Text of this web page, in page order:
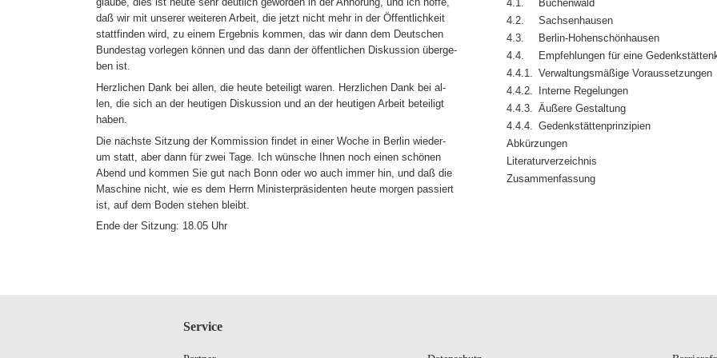
daß wir mit unserer weiteren Arbeit, die jetzt nicht mehr in der Öffentlichkeit
stattfinden wird, zu einem Ergebnis kommen, das wir dann dem Deutschen
Bundestag vorlegen können und das dann der öffentlichen Diskussion überge-
ben ist.
Herzlichen Dank bei allen, die heute beteiligt waren. Herzlichen Dank bei al-
len, die sich an der heutigen Diskussion und an der heutigen Arbeit beteiligt
haben.
Die nächste Sitzung der Kommission findet in einer Woche in Berlin wieder-
um statt, aber dann für zwei Tage. Ich wünsche Ihnen noch einen schönen
Abend und kommen Sie gut nach Bonn oder wo auch immer hin, und daß die
Maschine nicht, wie es dem Herrn Ministerpräsidenten heute morgen passiert
ist, auf dem Boden stehen bleibt.
Ende der Sitzung: 18.05 Uhr
4.1.
Buchenwald
4.2.
Sachsenhausen
4.3.
Berlin-Hohenschönhausen
4.4.
Empfehlungen für eine
4.4.1.
Verwaltungsmäßige Voraussetzungen
4.4.2.
Interne Regelungen
4.4.3.
Äußere Gestaltung
4.4.4.
Gedenkstättenprinzipien
Abkürzungen
Literaturverzeichnis
Zusammenfassung
Service